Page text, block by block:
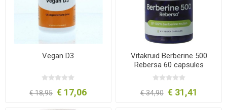
Vegan D3
€ 18,95 € 17,06
Vitakruid Berberine 500
Rebersa 60 capsules
€ 34,90 € 31,41